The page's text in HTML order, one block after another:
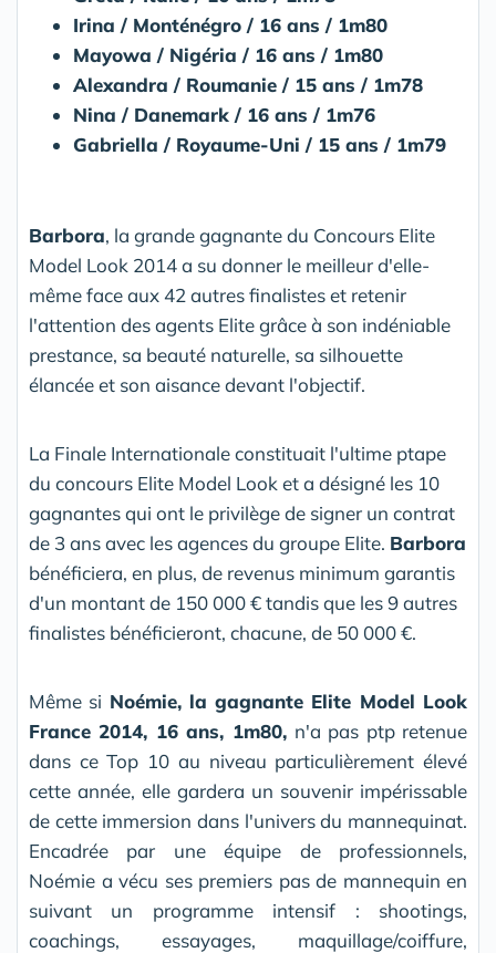
Irina / Monténégro / 16 ans / 1m80
Mayowa / Nigéria / 16 ans / 1m80
Alexandra / Roumanie / 15 ans / 1m78
Nina / Danemark / 16 ans / 1m76
Gabriella / Royaume-Uni / 15 ans / 1m79
Barbora, la grande gagnante du Concours Elite
Model Look 2014 a su donner le meilleur d'elle-
même face aux 42 autres finalistes et retenir
l'attention des agents Elite grâce à son indéniable
prestance, sa beauté naturelle, sa silhouette
élancée et son aisance devant l'objectif.
La Finale Internationale constituait l'ultime ptape
du concours Elite Model Look et a désigné les 10
gagnantes qui ont le privilège de signer un contrat
de 3 ans avec les agences du groupe Elite. Barbora
bénéficiera, en plus, de revenus minimum garantis
d'un montant de 150 000 € tandis que les 9 autres
finalistes bénéficieront, chacune, de 50 000 €.
Même si Noémie, la gagnante Elite Model Look
France 2014, 16 ans, 1m80, n'a pas ptp retenue
dans ce Top 10 au niveau particulièrement élevé
cette année, elle gardera un souvenir impérissable
de cette immersion dans l'univers du mannequinat.
Encadrée par une équipe de professionnels,
Noémie a vécu ses premiers pas de mannequin en
suivant un programme intensif : shootings,
coachings, essayages, maquillage/coiffure,